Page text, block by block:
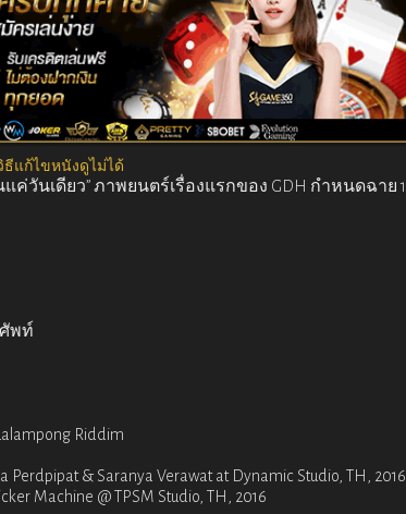
ธีแก้ไขหนังดูไม่ได้
วันเดียว” ภาพยนตร์เรื่องแรกของ GDH กำหนดฉาย 1
พท์
Riddim
Perdpipat & Saranya Verawat at Dynamic Studio, TH, 2016
Machine @ TPSM Studio, TH, 2016